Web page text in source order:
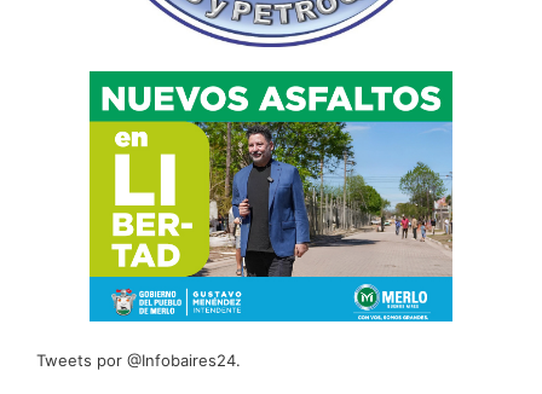
Tweets por @Infobaires24.